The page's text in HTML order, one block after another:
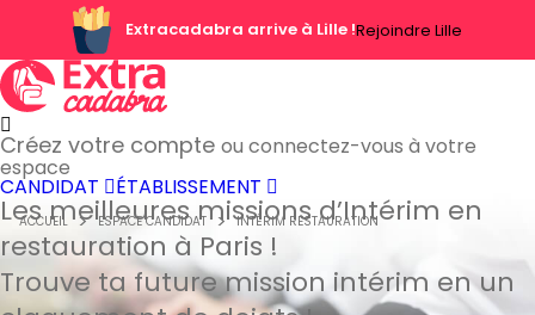
Extracadabra arrive à Lille !Rejoindre Lille
Créez votre compte ou connectez-vous à votre
espace
CANDIDAT ÉTABLISSEMENT
ACCUEIL ESPACE CANDIDAT INTÉRIM RESTAURATION
Les meilleures missions d’Intérim en
restauration à Paris !
Trouve ta future mission intérim en un